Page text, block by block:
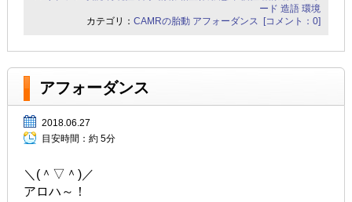
ード 造語 環境
カテゴリ：CAMRの胎動 アフォーダンス [コメント：0]
アフォーダンス
2018.06.27
目安時間： 約 5分
＼(＾▽＾)／
アロハ～！